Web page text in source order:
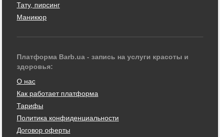
Тату, пирсинг
Маникюр
Платформа Barb.ua - запись на услуги красоты и
здоровья:
О нас
Как работает платформа
Тарифы
Политика конфиденциальности
Договор оферты